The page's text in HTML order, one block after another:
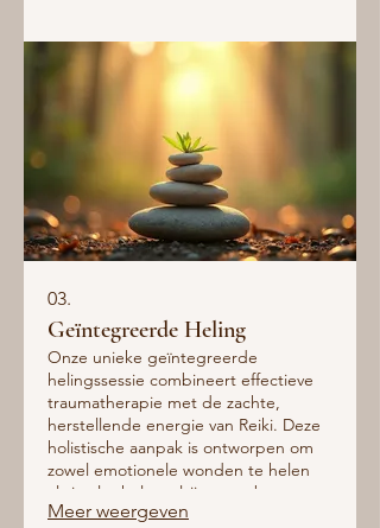
03.
Geïntegreerde Heling
Onze unieke geïntegreerde
helingssessie combineert effectieve
traumatherapie met de zachte,
herstellende energie van Reiki. Deze
holistische aanpak is ontworpen om
zowel emotionele wonden te helen
als je algehele welzijn te verbeteren,
waardoor je je weer veilig en
Meer weergeven